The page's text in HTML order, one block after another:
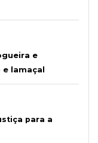
e
lamaçal
para a